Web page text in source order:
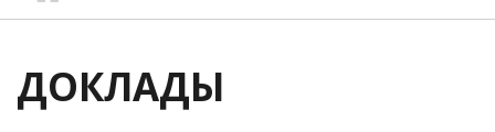
ДОКЛАДЫ